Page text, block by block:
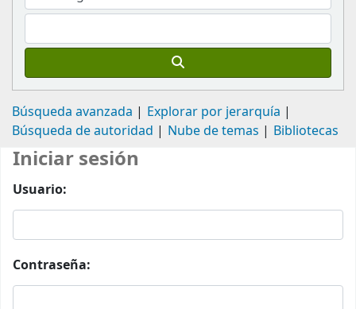
Búsqueda avanzada
Explorar por jerarquía
Búsqueda de autoridad
Nube de temas Bibliotecas
Iniciar sesión
Usuario:
Contraseña: